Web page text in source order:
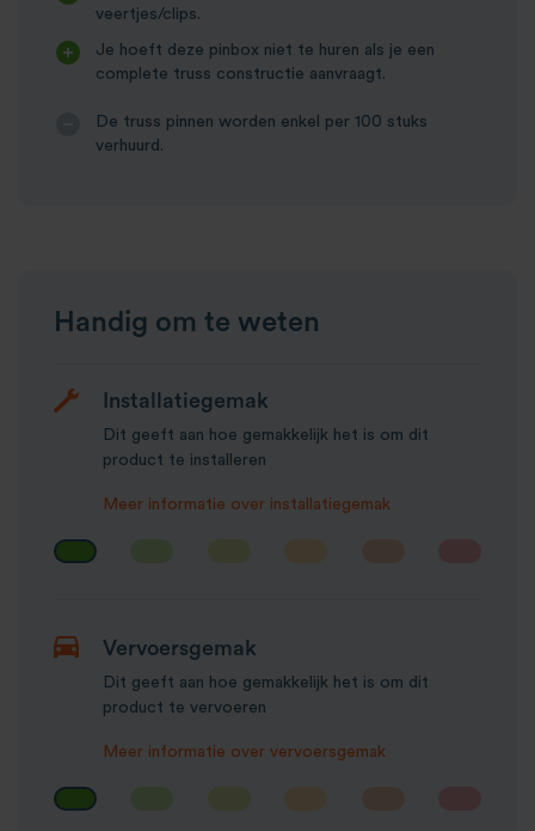
veertjes/clips.
Je hoeft deze pinbox niet te huren als je een
complete truss constructie aanvraagt.
De truss pinnen worden enkel per 100 stuks
verhuurd.
Handig om te weten
Installatiegemak
Dit geeft aan hoe gemakkelijk het is om dit
product te installeren
Meer informatie over installatiegemak
Vervoersgemak
Dit geeft aan hoe gemakkelijk het is om dit
product te vervoeren
Meer informatie over vervoersgemak